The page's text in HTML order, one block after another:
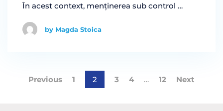
În acest context, menținerea sub control …
by Magda Stoica
Previous 1 2 3 4 … 12 Next